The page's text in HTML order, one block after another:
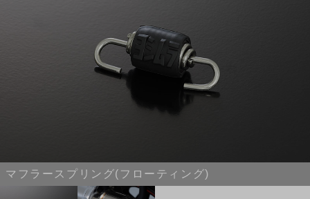
マフラースプリング(フローティング)